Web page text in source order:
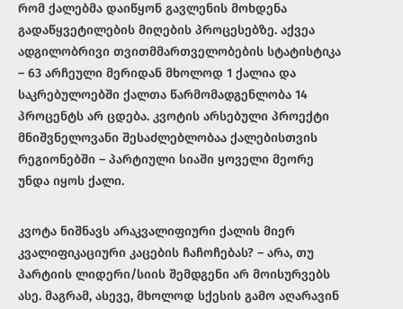
რომ ქალებმა დაიწყონ გავლენის მოხდენა
გადაწყვეტილების მიღების პროცესებზე. აქვეა
ადგილობრივი თვითმმართველობების სტატისტიკა
– 63 არჩეული მერიდან მხოლოდ 1 ქალია და
საკრებულოებში ქალთა წარმომადგენლობა 14
პროცენტს არ ცდება. კვოტის არსებული პროექტი
მნიშვნელოვანი შესაძლებლობაა ქალებისთვის
რეგიონებში – პარტიული სიაში ყოველი მეორე
უნდა იყოს ქალი.
კვოტა ნიშნავს არაკვალიფიური ქალის მიერ
კვალიფიკაციური კაცების ჩაჩოჩებას? – არა, თუ
პარტიის ლიდერი/სიის შემდგენი არ მოისურვებს
ასე. მაგრამ, ასევე, მხოლოდ სქესის გამო აღარავინ